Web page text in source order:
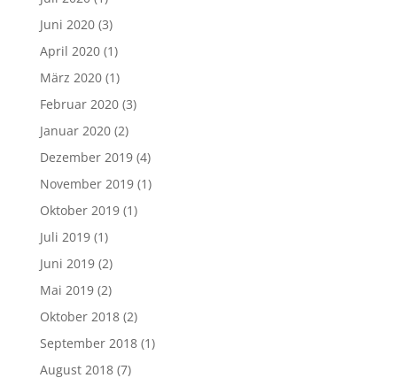
Juni 2020(3)
April 2020(1)
März 2020(1)
Februar 2020(3)
Januar 2020(2)
Dezember 2019(4)
November 2019(1)
Oktober 2019(1)
Juli 2019(1)
Juni 2019(2)
Mai 2019(2)
Oktober 2018(2)
September 2018(1)
August 2018(7)